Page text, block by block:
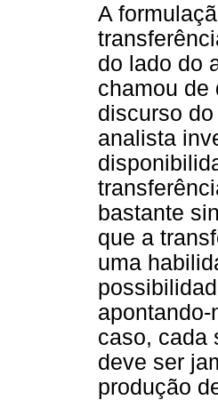
A
do lado do
chamou de
discurso
analista
bastante
que a
uma
caso, cada
deve ser
produção